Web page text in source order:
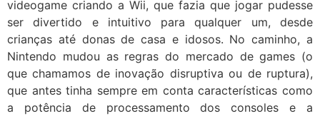
videogame criando a Wii, que fazia que jogar pudesse
ser divertido e intuitivo para qualquer um, desde
crianças até donas de casa e idosos. No caminho, a
Nintendo mudou as regras do mercado de games (o
que chamamos de inovação disruptiva ou de ruptura),
que antes tinha sempre em conta características como
a potência de processamento dos consoles e a